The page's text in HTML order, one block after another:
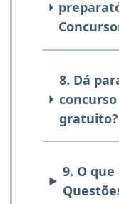
8. Dá
gratuito?
9. O